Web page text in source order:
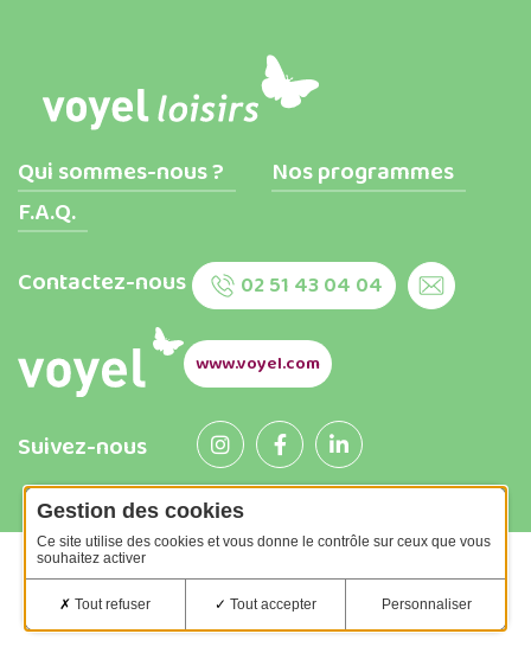
Qui sommes-nous ?
Nos programmes
F.A.Q.
Contactez-nous
02 51 43 04 04
www.voyel.com
Suivez-nous
Assurances
Politique de confidentialité
Gestion des cookies
Ce site utilise des cookies et vous donne le contrôle sur ceux que vous
souhaitez activer
Tout refuser Tout accepter Personnaliser